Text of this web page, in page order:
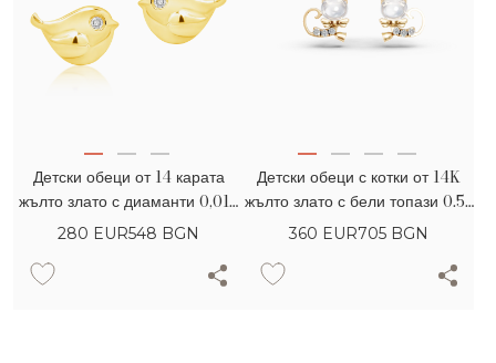
Детски обеци от 14 карата
жълто злато с диаманти 0,012
карата
280 EUR548 BGN
Детски обеци с котки от 14K
жълто злато с бели топази 0.59
карата и диаманти 0.036
360 EUR705 BGN